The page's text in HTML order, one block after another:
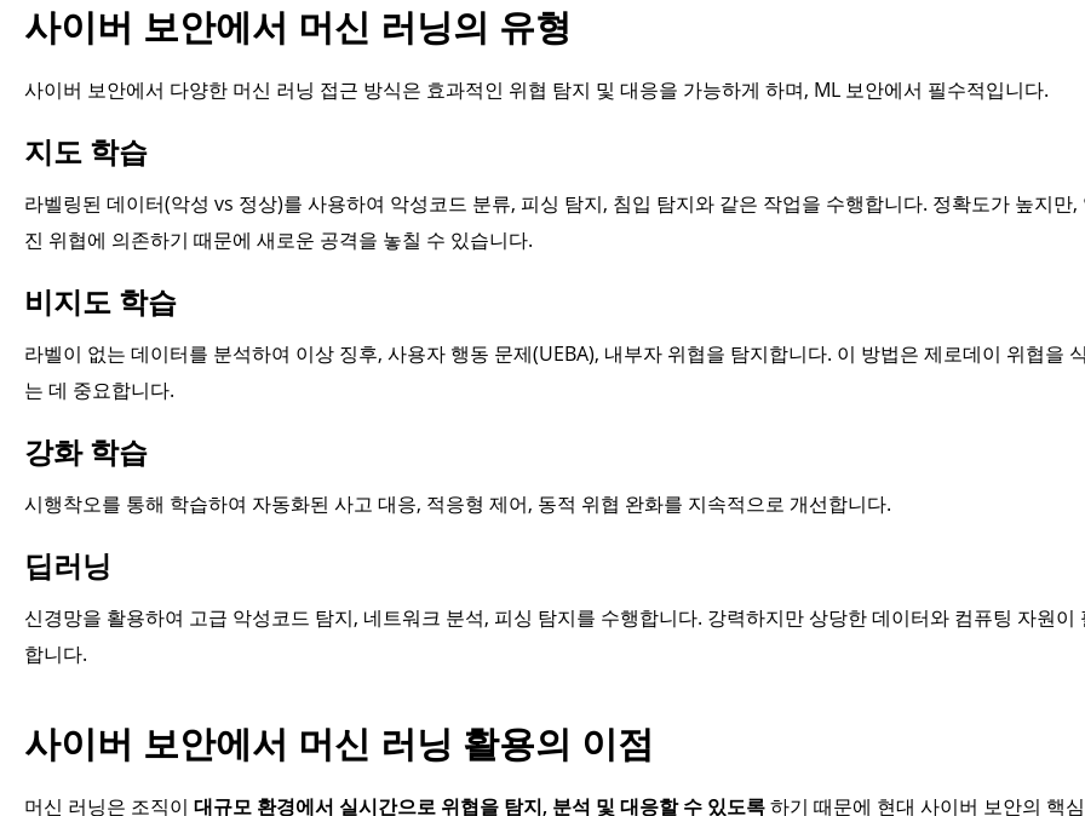
사이버 보안에서 머신 러닝의 유형
사이버 보안에서 다양한 머신 러닝 접근 방식은 효과적인 위협 탐지 및 대응을 가능하게 하며, ML 보안에서 필수적입니다.
지도 학습
라벨링된 데이터(악성 vs 정상)를 사용하여 악성코드 분류, 피싱 탐지, 침입 탐지와 같은 작업을 수행합니다. 정확도가 높지만,
진 위협에 의존하기 때문에 새로운 공격을 놓칠 수 있습니다.
비지도 학습
라벨이 없는 데이터를 분석하여 이상 징후, 사용자 행동 문제(UEBA), 내부자 위협을 탐지합니다. 이 방법은 제로데이 위협을
는 데 중요합니다.
강화 학습
시행착오를 통해 학습하여 자동화된 사고 대응, 적응형 제어, 동적 위협 완화를 지속적으로 개선합니다.
딥러닝
신경망을 활용하여 고급 악성코드 탐지, 네트워크 분석, 피싱 탐지를 수행합니다. 강력하지만 상당한 데이터와 컴퓨팅 자원이
합니다.
사이버 보안에서 머신 러닝 활용의 이점
머신 러닝은 조직이 대규모 환경에서 실시간으로 위협을 탐지, 분석 및 대응할 수 있도록하기 때문에 현대 사이버 보안의 핵